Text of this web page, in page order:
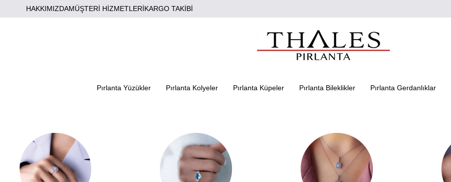
HAKKIMIZDAMÜŞTERİ HİZMETLERİKARGO TAKİBİ
Pırlanta Yüzükler Pırlanta Kolyeler Pırlanta Küpeler Pırlanta Bileklikler Pırlanta Gerdanlıklar